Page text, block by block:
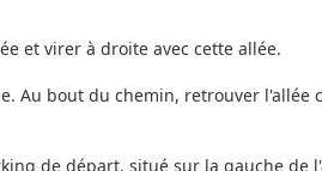
et virer à droite avec cette allée.
Au bout du chemin, retrouver
de départ, situé sur la gauche de